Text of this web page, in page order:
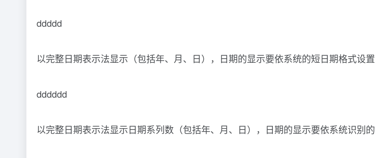
ddddd
以完整日期表示法显示（包括年、月、日），日期的显示要依系统的短日期格式设
dddddd
以完整日期表示法显示日期系列数（包括年、月、日），日期的显示要依系统识别